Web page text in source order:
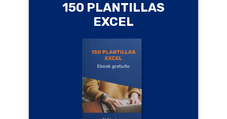
150 PLANTILLAS
EXCEL